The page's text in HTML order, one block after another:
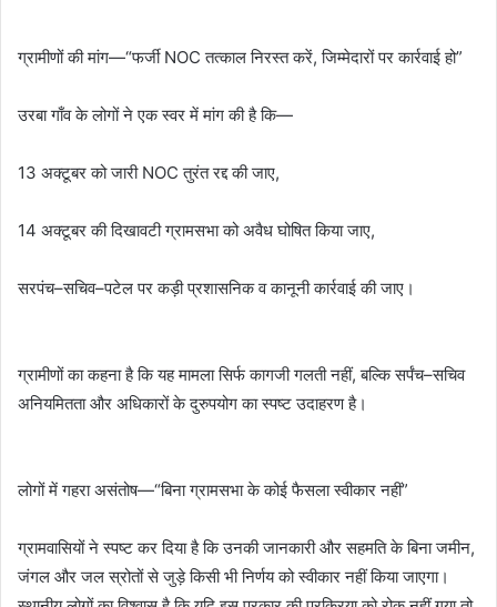
ग्रामीणों की मांग—“फर्जी NOC तत्काल निरस्त करें, जिम्मेदारों पर कार्रवाई हो”
उरबा गाँव के लोगों ने एक स्वर में मांग की है कि—
13 अक्टूबर को जारी NOC तुरंत रद्द की जाए,
14 अक्टूबर की दिखावटी ग्रामसभा को अवैध घोषित किया जाए,
सरपंच–सचिव–पटेल पर कड़ी प्रशासनिक व कानूनी कार्रवाई की जाए।
ग्रामीणों का कहना है कि यह मामला सिर्फ कागजी गलती नहीं, बल्कि सर्पंच–सचिव
अनियमितता और अधिकारों के दुरुपयोग का स्पष्ट उदाहरण है।
लोगों में गहरा असंतोष—“बिना ग्रामसभा के कोई फैसला स्वीकार नहीं”
ग्रामवासियों ने स्पष्ट कर दिया है कि उनकी जानकारी और सहमति के बिना जमीन,
जंगल और जल स्रोतों से जुड़े किसी भी निर्णय को स्वीकार नहीं किया जाएगा।